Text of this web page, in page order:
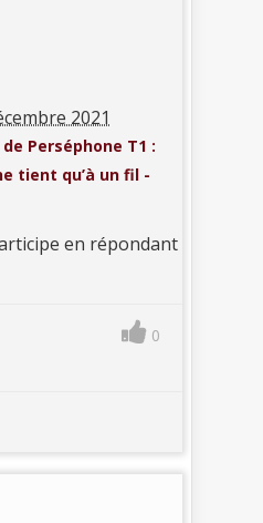
2021
Perséphone T1 :
tient qu’à un fil -
en répondant
0